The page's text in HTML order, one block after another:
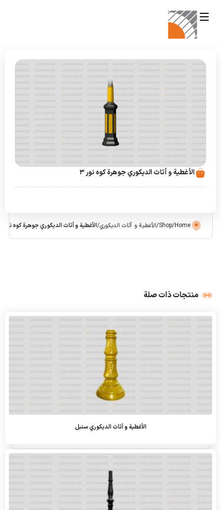
الأغطية و أثاث الديكوري جوهرة كوه نور 3
Home
/
Shop
/الأغطية و أثاث الديكوري/الأغطية و أثاث الديكوري جوهرة كوه نور 3
منتجات ذات صلة
الأغطية و أثاث الديكوري سنبل